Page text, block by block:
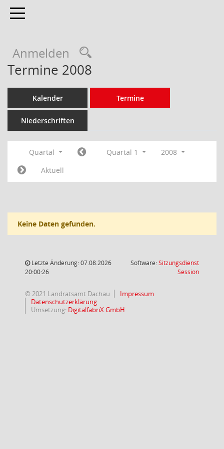
Toggle navigation
Anmelden
Termine 2008
Kalender Termine
Niederschriften
Quartal Quartal 1
2008
Aktuell
Keine Daten gefunden.
Letzte Änderung: 07.08.2026
20:00:26
Software:Sitzungsdienst
Session(Wird in
© 2021 Landratsamt Dachau
Impressum
Datenschutzerklärung
Umsetzung: DigitalfabriX GmbH